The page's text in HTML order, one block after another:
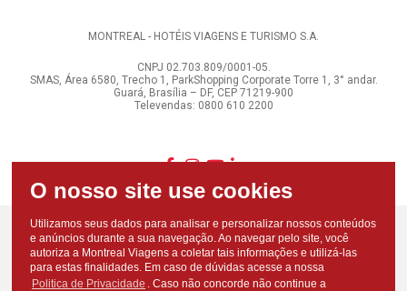
MONTREAL - HOTÉIS VIAGENS E TURISMO S.A.
CNPJ 02.703.809/0001-05.
SMAS, Área 6580, Trecho 1, ParkShopping Corporate Torre 1, 3° andar.
Guará, Brasília – DF, CEP 71219-900
Televendas: 0800 610 2200
Utilizamos seus dados para analisar e personalizar nossos conteúdos
e anúncios durante a sua navegação. Ao navegar pelo site, você
autoriza a Montreal Viagens a coletar tais informações e utilizá-las
para estas finalidades. Em caso de dúvidas acesse a nossa
Politica de Privacidade . Caso não concorde não continue a